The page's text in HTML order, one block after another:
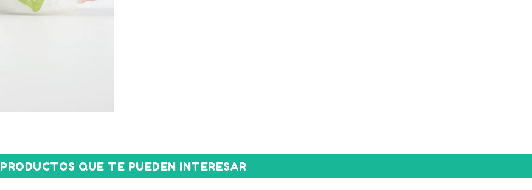
PRODUCTOS QUE TE PUEDEN INTERESAR